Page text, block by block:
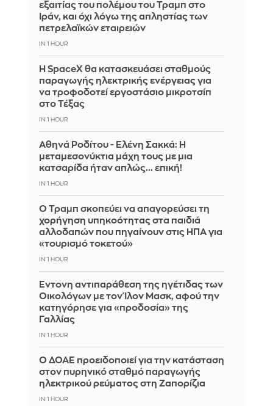
εξαιτίας του πολέμου του Τραμπ στο
Ιράν, και όχι λόγω της απληστίας των
πετρελαϊκών εταιρειών
IN 1 HOUR
Η SpaceX θα κατασκευάσει σταθμούς
παραγωγής ηλεκτρικής ενέργειας για
να τροφοδοτεί εργοστάσιο μικροτσίπ
στο Τέξας
IN 1 HOUR
Αθηνά Ροδίτου - Ελένη Σακκά: Η
μεταμεσονύκτια μάχη τους με μια
κατσαρίδα ήταν απλώς... επική!
IN 1 HOUR
Ο Τραμπ σκοπεύει να απαγορεύσει τη
χορήγηση υπηκοότητας στα παιδιά
αλλοδαπών που πηγαίνουν στις ΗΠΑ για
«τουρισμό τοκετού»
IN 1 HOUR
Έντονη αντιπαράθεση της ηγέτιδας των
Οικολόγων με τον Ίλον Μασκ, αφού την
κατηγόρησε για «προδοσία» της
Γαλλίας
IN 1 HOUR
Ο ΔΟΑΕ προειδοποιεί για την κατάσταση
στον πυρηνικό σταθμό παραγωγής
ηλεκτρικού ρεύματος στη Ζαπορίζια
IN 1 HOUR